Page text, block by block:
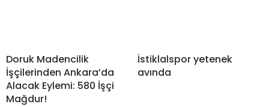
Doruk Madencilik
İşçilerinden Ankara’da
Alacak Eylemi: 580 İşçi
Mağdur!
İstiklalspor yetenek
avında